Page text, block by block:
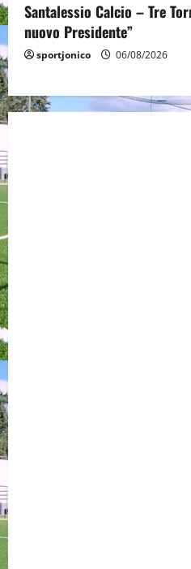
Santalessio Calcio – Tre
nuovo Presidente”
sportjonico 06/08/2026